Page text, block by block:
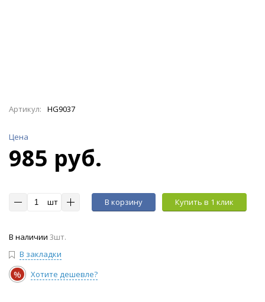
Артикул: HG9037
Цена
985 руб.
шт В корзину Купить в 1 клик
В наличии 3шт.
В закладки
% Хотите дешевле?